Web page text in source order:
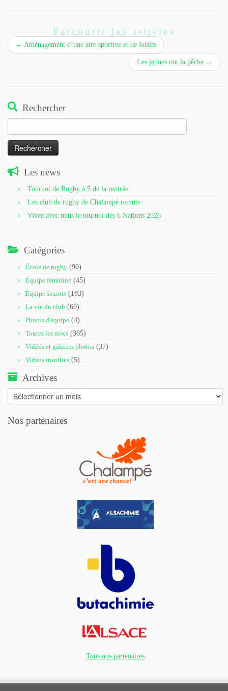
Parcourir les articles
← Aménagement d’une aire sportive et de loisirs
Les jeunes ont la pêche →
Rechercher
Les news
Tournoi de Rugby à 5 de la rentrée
Les club de rugby de Chalampé recrute
Vivez avec nous le tournoi des 6 Nations 2026
Catégories
École de rugby (90)
Équipe féminine (45)
Équipe seniors (183)
La vie du club (69)
Photos d'équipe (4)
Toutes les news (365)
Vidéos et galeries photos (37)
Vidéos insolites (5)
Archives
Archives
Nos partenaires
Tous nos partenaires